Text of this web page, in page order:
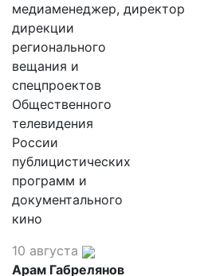
медиаменеджер, директор
дирекции
регионального
вещания и
спецпроектов
Общественного
телевидения
России
публицистических
программ и
документального
кино
10 августа
Арам Габрелянов